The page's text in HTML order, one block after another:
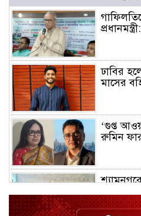
ঢাবির
মাসের
‘গুপ্ত
রুমিন